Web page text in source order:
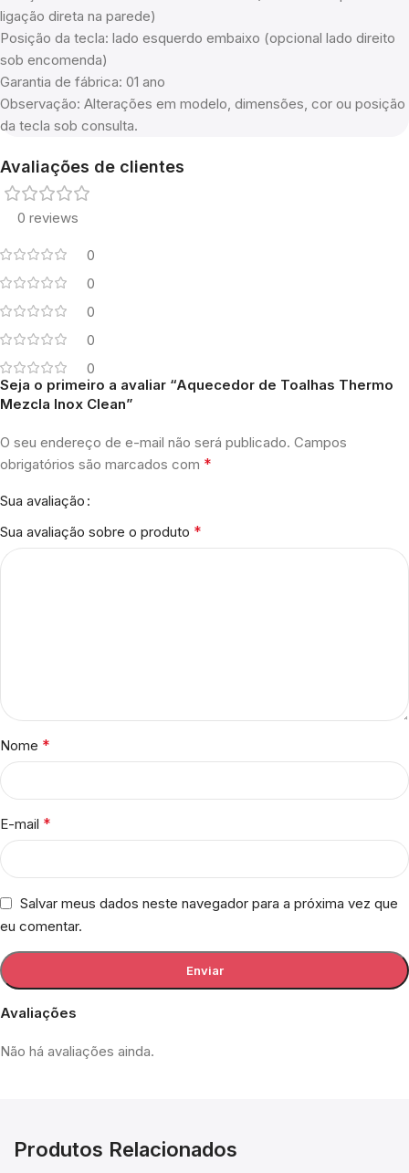
ligação direta na parede)
Posição da tecla: lado esquerdo embaixo (opcional lado direito
sob encomenda)
Garantia de fábrica: 01 ano
Observação: Alterações em modelo, dimensões, cor ou posição
da tecla sob consulta.
Avaliações de clientes
0 reviews
0
0
0
0
0
Avaliações
Não há avaliações ainda.
Seja o primeiro a avaliar “Aquecedor de Toalhas Thermo
Mezcla Inox Clean”
O seu endereço de e-mail não será publicado. Campos
obrigatórios são marcados com *
Sua avaliação
Sua avaliação sobre o produto *
Nome *
E-mail *
Salvar meus dados neste navegador para a próxima vez que
eu comentar.
Produtos Relacionados